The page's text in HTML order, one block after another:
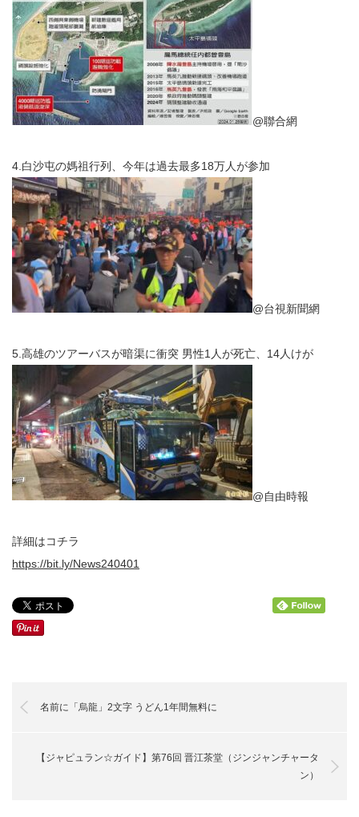
@聯合網
4.白沙屯の媽祖行列、今年は過去最多18万人が参加
@台視新聞網
5.高雄のツアーバスが暗渠に衝突 男性1人が死亡、14人けが
@自由時報
詳細はコチラ
https://bit.ly/News240401
名前に「烏龍」2文字 うどん1年間無料に
【ジャピュラン☆ガイド】第76回 晋江茶堂（ジンジャンチャータ
ン）